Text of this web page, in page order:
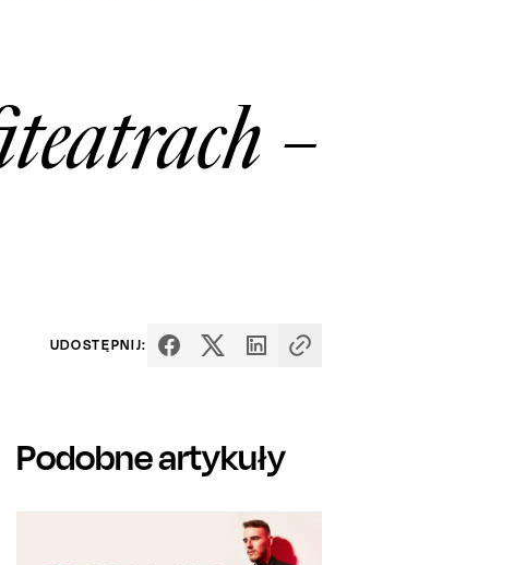
–
UDOSTĘPNIJ:
Podobne artykuły